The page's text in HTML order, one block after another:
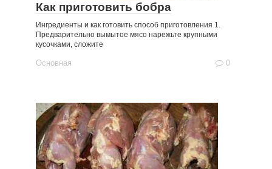
Как приготовить бобра
Ингредиенты и как готовить способ приготовления 1.
Предварительно вымытое мясо нарежьте крупными
кусочками, сложите
Основная 0